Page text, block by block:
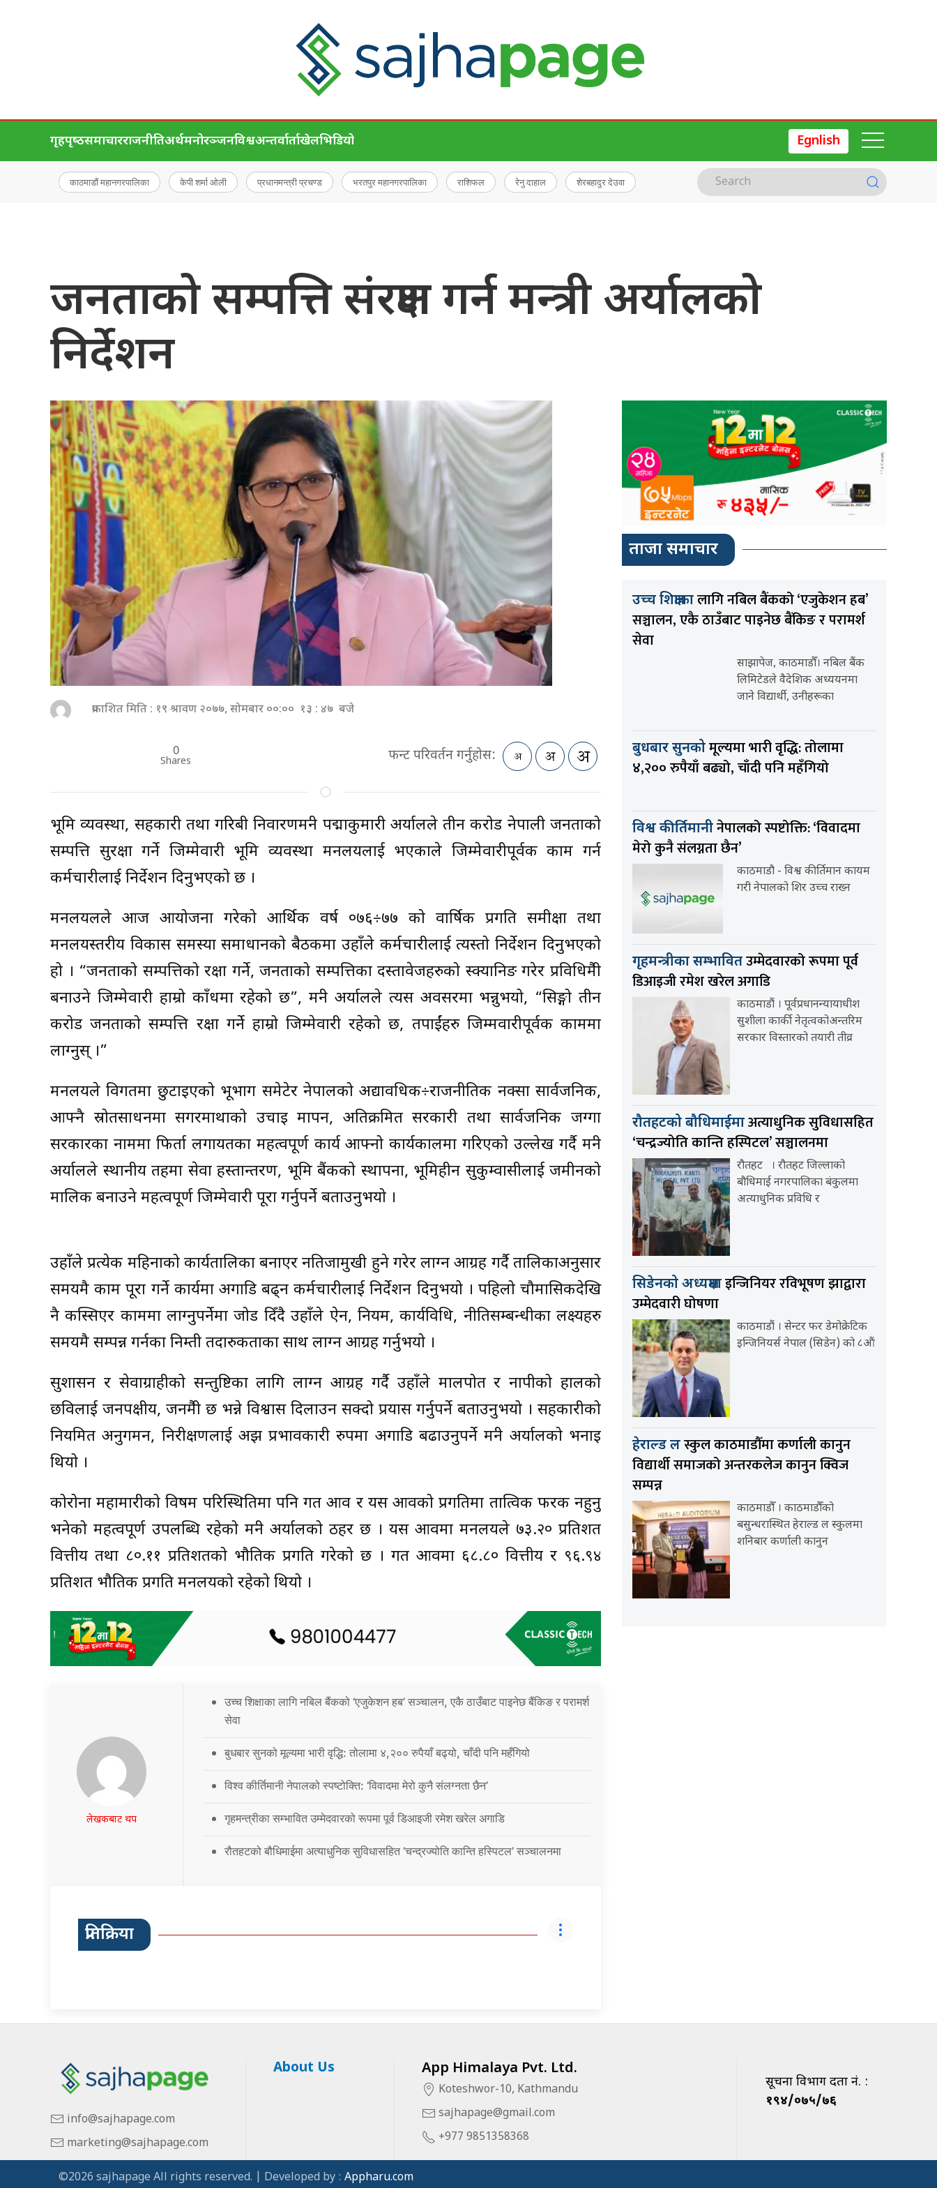
गृहपृष्‍ठसमाचारराजनीतिअर्थमनोरञ्जनविश्वअन्तर्वार्ताखेलभिडियो Egnlish
काठमाडौं महानगरपालिका केपी शर्मा ओली प्रधानमन्त्री प्रचण्ड भरतपुर महानगरपालिका राशिफल रेनु दाहाल शेरबहादुर देउवा
जनताको सम्पत्ति संरक्षण गर्न मन्त्री अर्यालको
निर्देशन
प्रकाशित मिति : १९ श्रावण २०७७, सोमबार ००:०० १३ : ४७ बजे
0
Shares फन्ट परिवर्तन गर्नुहोस:
भूमि व्यवस्था, सहकारी तथा गरिबी निवारणमन्त्री पद्माकुमारी अर्यालले तीन करोड नेपाली जनताको
सम्पत्ति सुरक्षा गर्ने जिम्मेवारी भूमि व्यवस्था मन्त्रालयलाई भएकाले जिम्मेवारीपूर्वक काम गर्न
कर्मचारीलाई निर्देशन दिनुभएको छ ।
मन्त्रालयलले आज आयोजना गरेको आर्थिक वर्ष ०७६÷७७ को वार्षिक प्रगति समीक्षा तथा
मन्त्रालयस्तरीय विकास समस्या समाधानको बैठकमा उहाँले कर्मचारीलाई त्यस्तो निर्देशन दिनुभएको
हो । “जनताको सम्पत्तिको रक्षा गर्ने, जनताको सम्पत्तिका दस्तावेजहरुको स्क्यानिङ गरेर प्रविधिमैत्री
बनाउने जिम्मेवारी हाम्रो काँधमा रहेको छ”, मन्त्री अर्यालले त्यस अवसरमा भन्नुभयो, “सिङ्गो तीन
करोड जनताको सम्पत्ति रक्षा गर्ने हाम्रो जिम्मेवारी रहेको छ, तपाईंहरु जिम्मवारीपूर्वक काममा
लाग्नुस् ।”
मन्त्रालयले विगतमा छुटाइएको भूभाग समेटेर नेपालको अद्यावधिक÷राजनीतिक नक्सा सार्वजनिक,
आफ्नै स्रोतसाधनमा सगरमाथाको उचाइ मापन, अतिक्रमित सरकारी तथा सार्वजनिक जग्गा
सरकारका नाममा फिर्ता लगायतका महत्वपूर्ण कार्य आफ्नो कार्यकालमा गरिएको उल्लेख गर्दै मन्त्री
अर्यालले स्थानीय तहमा सेवा हस्तान्तरण, भूमि बैंकको स्थापना, भूमिहीन सुकुम्वासीलाई जमीनको
मालिक बनाउने महत्वपूर्ण जिम्मेवारी पूरा गर्नुपर्ने बताउनुभयो ।
उहाँले प्रत्येक महिनाको कार्यतालिका बनाएर नतिजामुखी हुने गरेर लाग्न आग्रह गर्दै तालिकाअनुसार
समयमै काम पूरा गर्ने कार्यमा अगाडि बढ्न कर्मचारीलाई निर्देशन दिनुभयो । पहिलो चौमासिकदेखि
नै कस्सिएर काममा लाग्नुपर्नेमा जोड दिँदै उहाँले ऐन, नियम, कार्यविधि, नीतिसम्बन्धीका लक्ष्यहरु
समयमै सम्पन्न गर्नका निम्ती तदारुकताका साथ लाग्न आग्रह गर्नुभयो ।
सुशासन र सेवाग्राहीको सन्तुष्टिका लागि लाग्न आग्रह गर्दै उहाँले मालपोत र नापीको हालको
छविलाई जनपक्षीय, जनमैत्री छ भन्ने विश्वास दिलाउन सक्दो प्रयास गर्नुपर्ने बताउनुभयो । सहकारीको
नियमित अनुगमन, निरीक्षणलाई अझ प्रभावकारी रुपमा अगाडि बढाउनुपर्ने मन्त्री अर्यालको भनाइ
थियो ।
कोरोना महामारीको विषम परिस्थितिमा पनि गत आव र यस आवको प्रगतिमा तात्विक फरक नहुनु
भनेको महत्वपूर्ण उपलब्धि रहेको मन्त्री अर्यालको ठहर छ । यस आवमा मन्त्रालयले ७३.२० प्रतिशत
वित्तीय तथा ८०.११ प्रतिशतको भौतिक प्रगति गरेको छ । गत आवमा ६८.८० वित्तीय र ९६.९४
प्रतिशत भौतिक प्रगति मन्त्रालयको रहेको थियो ।
लेखकबाट थप
उच्च शिक्षाका लागि नबिल बैंकको ‘एजुकेशन हब’ सञ्चालन, एकै ठाउँबाट पाइनेछ बैंकिङ र परामर्श
सेवा
बुधबार सुनको मूल्यमा भारी वृद्धि: तोलामा ४,२०० रुपैयाँ बढ्यो, चाँदी पनि महँगियो
विश्व कीर्तिमानी नेपालको स्पष्टोक्ति: ‘विवादमा मेरो कुनै संलग्नता छैन’
गृहमन्त्रीका सम्भावित उम्मेदवारको रूपमा पूर्व डिआइजी रमेश खरेल अगाडि
रौतहटको बौधिमाईमा अत्याधुनिक सुविधासहित ‘चन्द्रज्योति कान्ति हस्पिटल’ सञ्चालनमा
प्रतिक्रिया
ताजा समाचार
उच्च शिक्षाकालागि नबिल बैंकको ‘एजुकेशन हब’
सञ्चालन, एकै ठाउँबाट पाइनेछ बैंकिङ र परामर्श
सेवा
साझापेज, काठमाडौँ। नबिल बैंक
लिमिटेडले वैदेशिक अध्ययनमा
जाने विद्यार्थी, उनीहरूका
बुधबार सुनकोमूल्यमा भारी वृद्धि: तोलामा
४,२०० रुपैयाँ बढ्यो, चाँदी पनि महँगियो
विश्व कीर्तिमानीनेपालको स्पष्टोक्ति: ‘विवादमा
मेरो कुनै संलग्नता छैन’
काठमाडौ - विश्व कीर्तिमान कायम
गरी नेपालको शिर उच्च राख्न
गृहमन्त्रीका सम्भावितउम्मेदवारको रूपमा पूर्व
डिआइजी रमेश खरेल अगाडि
काठमाडौं । पूर्वप्रधानन्यायाधीश
सुशीला कार्की नेतृत्वकोअन्तरिम
सरकार विस्तारको तयारी तीव्र
रौतहटको बौधिमाईमाअत्याधुनिक सुविधासहित
‘चन्द्रज्योति कान्ति हस्पिटल’ सञ्चालनमा
रौतहट । रौतहट जिल्लाको
बौधिमाई नगरपालिका बंकुलमा
अत्याधुनिक प्रविधि र
सिडेनको अध्यक्षमाइन्जिनियर रविभूषण झाद्वारा
उम्मेदवारी घोषणा
काठमाडौं । सेन्टर फर डेमोक्रेटिक
इन्जिनियर्स नेपाल (सिडेन) को ८औं
हेराल्ड लस्कुल काठमाडौँमा कर्णाली कानुन
विद्यार्थी समाजको अन्तरकलेज कानुन क्विज
सम्पन्न
काठमाडौँ । काठमाडौँको
बसुन्धरास्थित हेराल्ड ल स्कुलमा
शनिबार कर्णाली कानुन
info@sajhapage.com
marketing@sajhapage.com
About Us App Himalaya Pvt. Ltd.
Koteshwor-10, Kathmandu
sajhapage@gmail.com
+977 9851358368
सूचना विभाग दर्ता नं. :
१९४/०७५/७६
©2026 sajhapage All rights reserved. | Developed by : Appharu.com